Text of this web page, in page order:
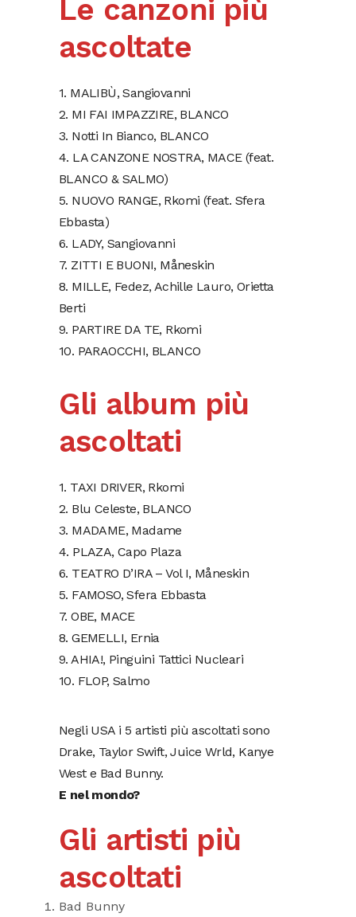
Le canzoni più
ascoltate
1. MALIBÙ, Sangiovanni
2. MI FAI IMPAZZIRE, BLANCO
3. Notti In Bianco, BLANCO
4. LA CANZONE NOSTRA, MACE (feat.
BLANCO & SALMO)
5. NUOVO RANGE, Rkomi (feat. Sfera
Ebbasta)
6. LADY, Sangiovanni
7. ZITTI E BUONI, Måneskin
8. MILLE, Fedez, Achille Lauro, Orietta
Berti
9. PARTIRE DA TE, Rkomi
10. PARAOCCHI, BLANCO
Gli album più
ascoltati
1. TAXI DRIVER, Rkomi
2. Blu Celeste, BLANCO
3. MADAME, Madame
4. PLAZA, Capo Plaza
6. TEATRO D’IRA – Vol I, Måneskin
5. FAMOSO, Sfera Ebbasta
7. OBE, MACE
8. GEMELLI, Ernia
9. AHIA!, Pinguini Tattici Nucleari
10. FLOP, Salmo
Negli USA i 5 artisti più ascoltati sono
Drake, Taylor Swift, Juice Wrld, Kanye
West e Bad Bunny.
E nel mondo?
Gli artisti più
ascoltati
Bad Bunny